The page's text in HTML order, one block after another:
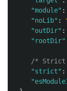
"module" :
"noLib" :
"outDir" :
" rootDir"
/* Strict
"strict" :
"